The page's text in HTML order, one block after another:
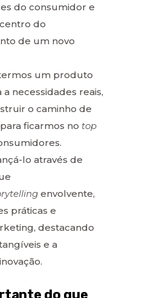
do consumidor e
do
de um novo
um produto
necessidades reais,
o caminho de
ficarmos no top
lo através de
envolvente,
práticas e
destacando
e a
do que